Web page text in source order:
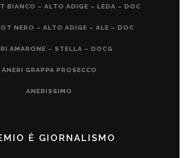
BIANCO – ALTO ADIGE – LEDA – DOC
NERO – ALTO ADIGE – ALE – DOC
AMARONE – STELLA – DOCG
ANERI GRAPPA PROSECCO
ANERISSIMO
È GIORNALISMO